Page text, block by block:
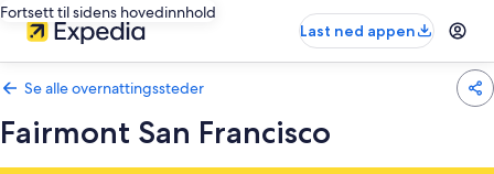
Fortsett til sidens hovedinnhold
Last ned appen
Se alle overnattingssteder
Fairmont San Francisco